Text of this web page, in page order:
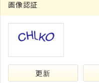
画像認証
更新